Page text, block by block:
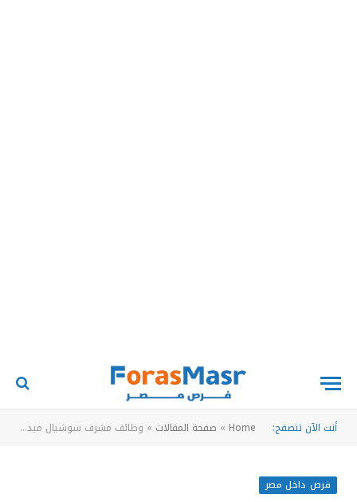
أنت الآن تتصفح: Home
» صفحة المقالات » وظائف مشرف سوشيال ميديا في القاهرة – فرصة للعمل بشركة Carina Wear بنظام هايبرد
فرص داخل مصر